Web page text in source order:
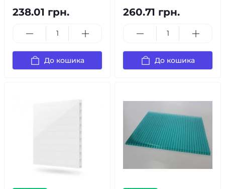
238.01 грн.
До кошика
260.71 грн.
До кошика